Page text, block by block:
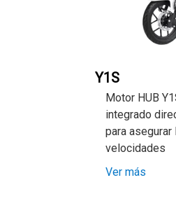
Y1S
Motor HUB
integrado
para
velocidades
Ver más